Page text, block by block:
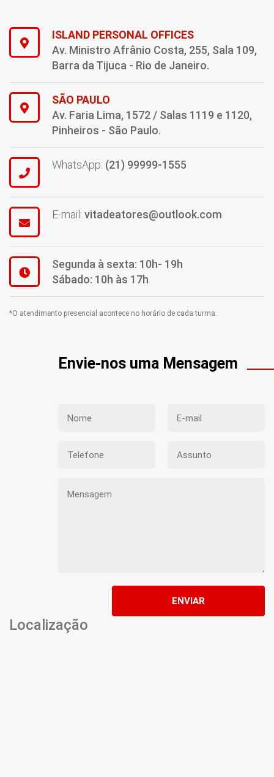
ISLAND PERSONAL OFFICES
Av. Ministro Afrânio Costa, 255, Sala 109,
Barra da Tijuca - Rio de Janeiro.
SÃO PAULO
Av. Faria Lima, 1572 / Salas 1119 e 1120,
Pinheiros - São Paulo.
WhatsApp: (21) 99999-1555
E-mail: vitadeatores@outlook.com
Segunda à sexta: 10h- 19h
Sábado: 10h às 17h
*O atendimento presencial acontece no horário de cada turma.
Envie-nos uma Mensagem
ENVIAR
Localização